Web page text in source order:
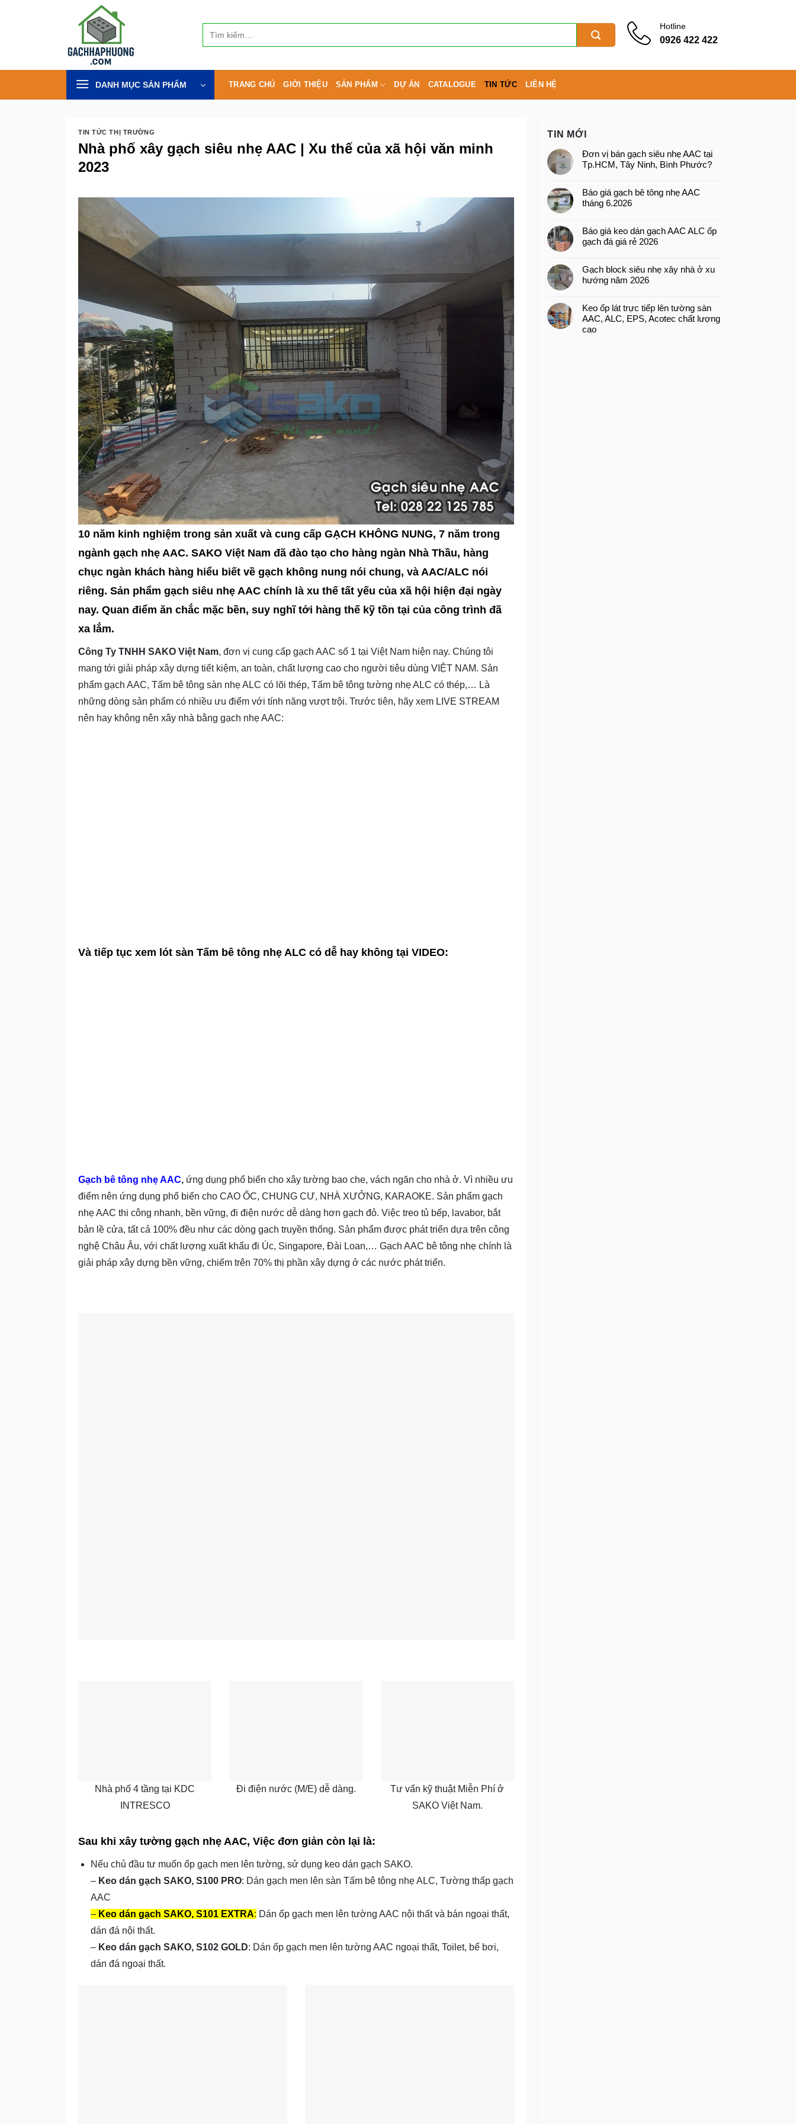
Hotline
0926 422 422
DANH MỤC SẢN PHẨM TRANG CHỦ GIỚI THIỆU SẢN PHẨM DỰ ÁN CATALOGUE TIN TỨC LIÊN HỆ
TIN TỨC THỊ TRƯỜNG
Nhà phố xây gạch siêu nhẹ AAC | Xu thế của xã hội văn minh
2023
10 năm kinh nghiệm trong sản xuất và cung cấp GẠCH KHÔNG NUNG, 7 năm trong
ngành gạch nhẹ AAC. SAKO Việt Nam đã đào tạo cho hàng ngàn Nhà Thầu, hàng
chục ngàn khách hàng hiểu biết về gạch không nung nói chung, và AAC/ALC nói
riêng. Sản phẩm gạch siêu nhẹ AAC chính là xu thế tất yếu của xã hội hiện đại ngày
nay. Quan điểm ăn chắc mặc bền, suy nghĩ tới hàng thế kỹ tồn tại của công trình đã
xa lắm.
Công Ty TNHH SAKO Việt Nam, đơn vị cung cấp gạch AAC số 1 tại Việt Nam hiện nay. Chúng tôi
mang tới giải pháp xây dựng tiết kiệm, an toàn, chất lượng cao cho người tiêu dùng VIỆT NAM. Sản
phẩm gạch AAC, Tấm bê tông sàn nhẹ ALC có lõi thép, Tấm bê tông tường nhẹ ALC có thép,… Là
những dòng sản phẩm có nhiều ưu điểm với tính năng vượt trội. Trước tiên, hãy xem LIVE STREAM
nên hay không nên xây nhà bằng gạch nhẹ AAC:
Và tiếp tục xem lót sàn Tấm bê tông nhẹ ALC có dễ hay không tại VIDEO:
Gạch bê tông nhẹ AAC, ứng dụng phổ biến cho xây tường bao che, vách ngăn cho nhà ở. Vì nhiều ưu
điểm nên ứng dụng phổ biến cho CAO ỐC, CHUNG CƯ, NHÀ XƯỞNG, KARAOKE. Sản phẩm gạch
nhẹ AAC thi công nhanh, bền vững, đi điện nước dễ dàng hơn gạch đỏ. Việc treo tủ bếp, lavabor, bắt
bản lề cửa, tất cả 100% đều như các dòng gạch truyền thống. Sản phẩm được phát triển dựa trên công
nghệ Châu Âu, với chất lượng xuất khẩu đi Úc, Singapore, Đài Loan,… Gạch AAC bê tông nhẹ chính là
giải pháp xây dựng bền vững, chiếm trên 70% thị phần xây dựng ở các nước phát triển.
Nhà phố 4 tầng tại KDC
INTRESCO
Đi điện nước (M/E) dễ dàng.
Tư vấn kỹ thuật Miễn Phí ở
SAKO Việt Nam.
Sau khi xây tường gạch nhẹ AAC, Việc đơn giản còn lại là:
Nếu chủ đầu tư muốn ốp gạch men lên tường, sử dụng keo dán gạch SAKO.
– Keo dán gạch SAKO, S100 PRO: Dán gạch men lên sàn Tấm bê tông nhẹ ALC, Tường thấp gạch
AAC
– Keo dán gạch SAKO, S101 EXTRA: Dán ốp gạch men lên tường AAC nội thất và bán ngoại thất,
dán đá nội thất.
– Keo dán gạch SAKO, S102 GOLD: Dán ốp gạch men lên tường AAC ngoại thất, Toilet, bể bơi,
dán đá ngoại thất.
TIN MỚI
Đơn vị bán gạch siêu nhẹ AAC tại
Tp.HCM, Tây Ninh, Bình Phước?
Báo giá gạch bê tông nhẹ AAC
tháng 6.2026
Báo giá keo dán gạch AAC ALC ốp
gạch đá giá rẻ 2026
Gạch block siêu nhẹ xây nhà ở xu
hướng năm 2026
Keo ốp lát trực tiếp lên tường sàn
AAC, ALC, EPS, Acotec chất lượng
cao